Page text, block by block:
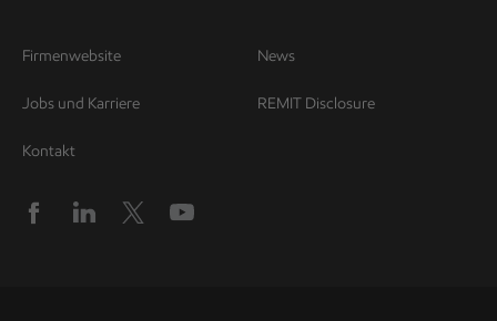
Firmenwebsite
Jobs und Karriere
Kontakt
News
REMIT Disclosure